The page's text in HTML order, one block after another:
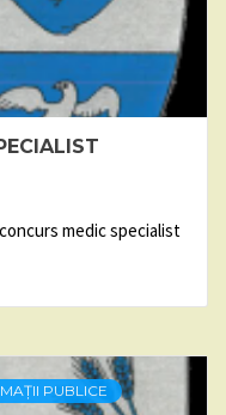
medic specialist
PUBLICE